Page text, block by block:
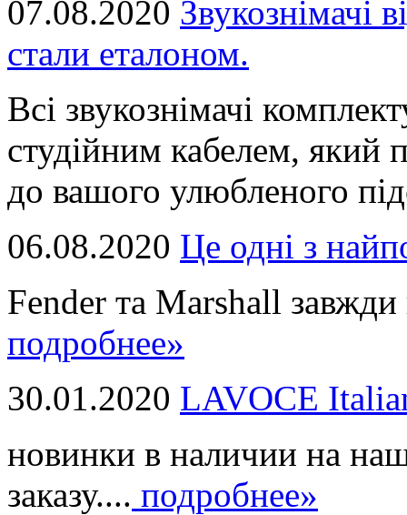
07.08.2020 Звукознімачі
стали еталоном.
Всі звукознімачі
студійним кабелем, який
до вашого улюбленого
06.08.2020 Це однi з
Fender та Marshall завжди
подробнее»
30.01.2020 LAVOCE
новинки в наличии на
заказу.... подробнее»